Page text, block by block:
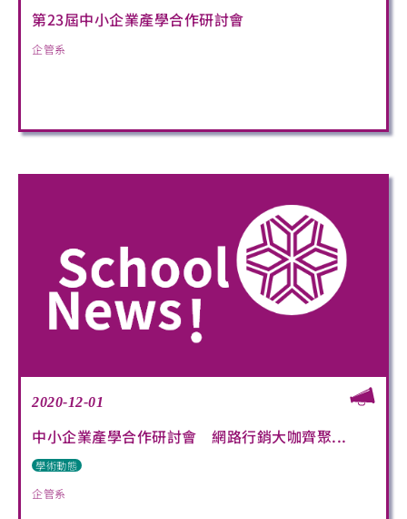
第23屆中小企業產學合作研討會
企管系
2020-12-01
中小企業產學合作研討會 網路行銷大咖齊聚...
學術動態
企管系